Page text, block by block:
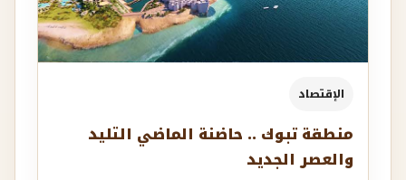
الإقتصاد
منطقة تبوك .. حاضنة الماضي التليد
والعصر الجديد